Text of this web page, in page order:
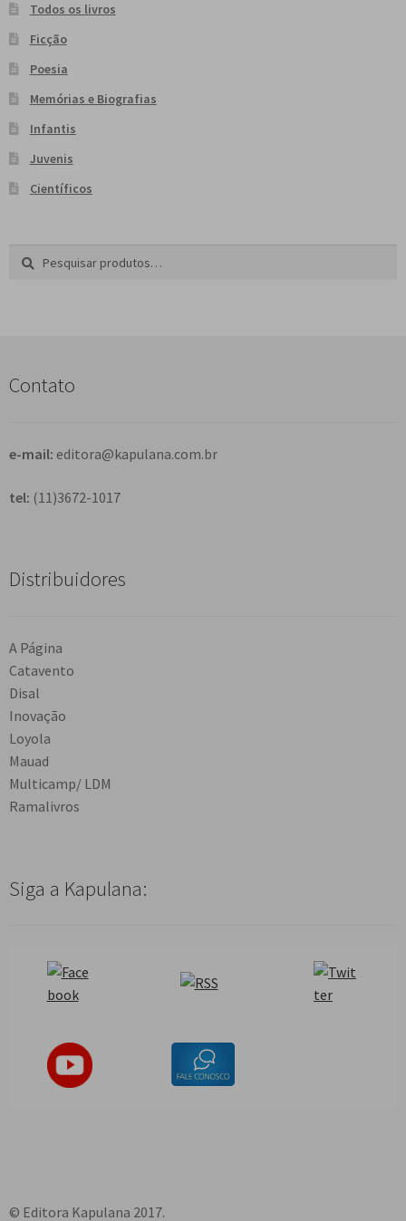
Todos os livros
Ficção
Poesia
Memórias e Biografias
Infantis
Juvenis
Científicos
Pesquisar
a
Contato
e-mail: editora@kapulana.com.br
tel: (11)3672-1017
Distribuidores
A Página
Catavento
Disal
Inovação
Loyola
Mauad
Multicamp/ LDM
Ramalivros
Siga a Kapulana:
© Editora Kapulana 2017.